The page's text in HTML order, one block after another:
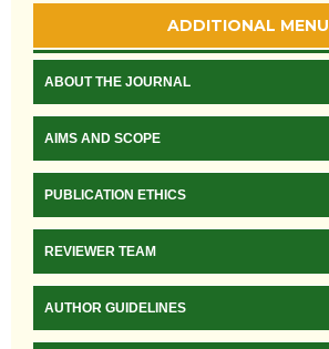
ADDITIONAL MENU
ABOUT THE JOURNAL
AIMS AND SCOPE
PUBLICATION ETHICS
REVIEWER TEAM
AUTHOR GUIDELINES